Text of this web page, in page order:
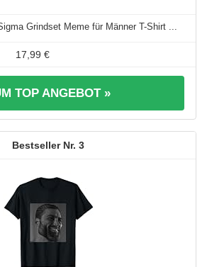
Grindset Meme für Männer T-Shirt ...
17,99 €
TOP ANGEBOT »
3